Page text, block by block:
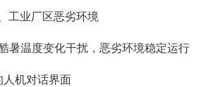
工业厂区恶劣环境
暑温度变化干扰，恶劣环境稳定运行
人机对话界面